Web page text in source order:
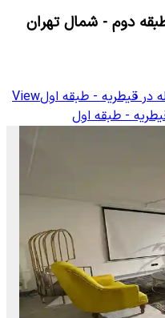
طبقه دوم - شمال تهران
در قیطریه - طبقه اولView
- طبقه اول